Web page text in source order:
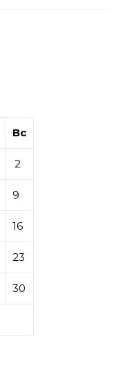
Вс
2
9
16
23
30